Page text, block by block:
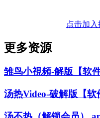
点击加
更多资源
雏鸟小視頻-解版【软
汤热Video-破解版【